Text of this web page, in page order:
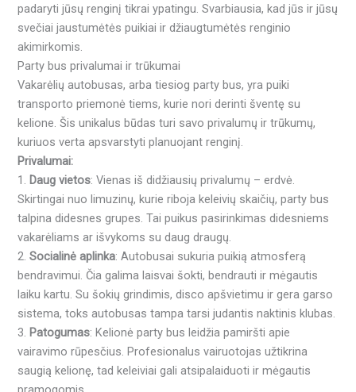
padaryti jūsų renginį tikrai ypatingu. Svarbiausia, kad jūs ir jūsų
svečiai jaustumėtės puikiai ir džiaugtumėtės renginio
akimirkomis.
Party bus privalumai ir trūkumai
Vakarėlių autobusas, arba tiesiog party bus, yra puiki
transporto priemonė tiems, kurie nori derinti šventę su
kelione. Šis unikalus būdas turi savo privalumų ir trūkumų,
kuriuos verta apsvarstyti planuojant renginį.
Privalumai:
1. Daug vietos: Vienas iš didžiausių privalumų – erdvė.
Skirtingai nuo limuzinų, kurie riboja keleivių skaičių, party bus
talpina didesnes grupes. Tai puikus pasirinkimas didesniems
vakarėliams ar išvykoms su daug draugų.
2.Socialinė aplinka: Autobusai sukuria puikią atmosferą
bendravimui. Čia galima laisvai šokti, bendrauti ir mėgautis
laiku kartu. Su šokių grindimis, disco apšvietimu ir gera garso
sistema, toks autobusas tampa tarsi judantis naktinis klubas.
3. Patogumas: Kelionė party bus leidžia pamiršti apie
vairavimo rūpesčius. Profesionalus vairuotojas užtikrina
saugią kelionę, tad keleiviai gali atsipalaiduoti ir mėgautis